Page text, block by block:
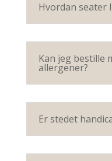
Hvordan seater
Kan jeg bestille
allergener?
Er stedet